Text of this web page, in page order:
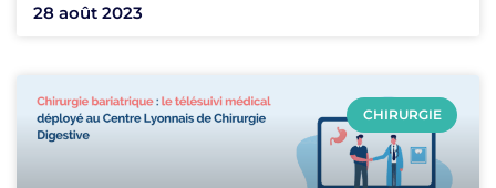
28 août 2023
CHIRURGIE